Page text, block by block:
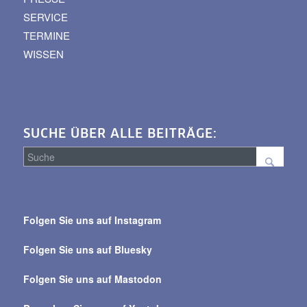
SERVICE
TERMINE
WISSEN
SUCHE ÜBER ALLE BEITRÄGE:
alle
Folgen Sie uns auf Instagram
Folgen Sie uns auf Bluesky
Folgen Sie uns auf Mastodon